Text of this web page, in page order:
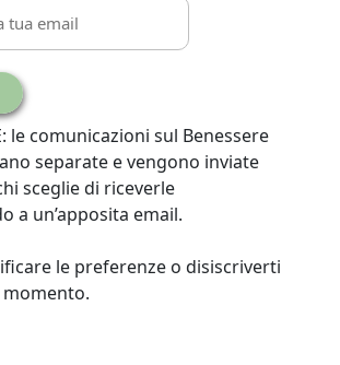
le comunicazioni sul Benessere
separate e vengono inviate
sceglie di riceverle
a un’apposita email.
le preferenze o disiscriverti